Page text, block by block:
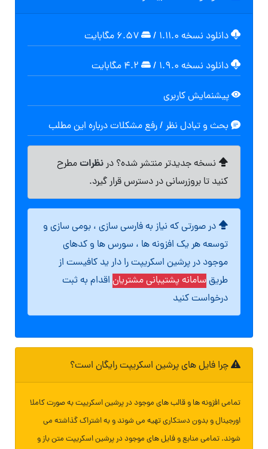
دانلود نسخه ۱.۱۱.۰ /
دانلود نسخه ۱.۹.۰ /
پیشنمایش کاربری
بحث و تبادل نظر / رفع مشکلات درباره این مطلب
نسخه جدیدتر منتشر شده؟ درنظراتمطرح
کنید تا بروزرسانی در دسترس قرار گیرد.
در صورتی که نیاز به فارسی سازی ، بومی سازی و
توسعه هر یک افزونه ها ، سورس ها و کدهای
موجود در پرشین اسکریپت را دار ید کافیست از
طریقسامانه پشتیبانی مشتریان اقدام به ثبت
درخواست کنید
چرا فایل های پرشین اسکریپت رایگان است؟
تمامی افزونه ها و قالب های موجود در پرشین اسکریپت به صورت کاملا
اورجینال و بدون دستکاری تهیه می شوند و به اشتراک گذاشته می
شوند. تمامی منابع و فایل های موجود در پرشین اسکریپت متن باز و